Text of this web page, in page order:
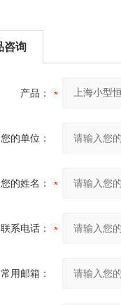
咨询
产品：
您的单位：
您的姓名：
联系电话：
常用邮箱：